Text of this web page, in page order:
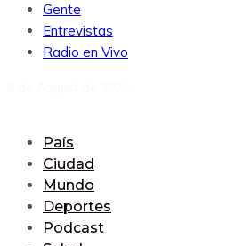
Gente
Entrevistas
Radio en Vivo
País
Ciudad
Mundo
Deportes
Podcast